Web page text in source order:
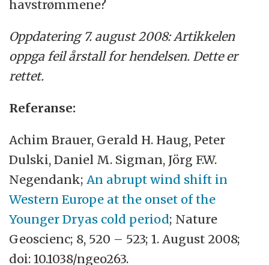
havstrømmene?
Oppdatering 7. august 2008: Artikkelen
oppga feil årstall for hendelsen. Dette er
rettet.
Referanse:
Achim Brauer, Gerald H. Haug, Peter
Dulski, Daniel M. Sigman, Jörg F.W.
Negendank;An abrupt wind shift in
Western Europe at the onset of the
Younger Dryas cold period; Nature
Geoscienc; 8, 520 – 523; 1. August 2008;
doi: 10.1038/ngeo263.